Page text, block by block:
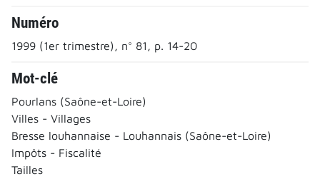
Numéro
1999 (1er trimestre), n° 81, p. 14-20
Mot-clé
Pourlans (Saône-et-Loire)
Villes - Villages
Bresse louhannaise - Louhannais (Saône-et-Loire)
Impôts - Fiscalité
Tailles